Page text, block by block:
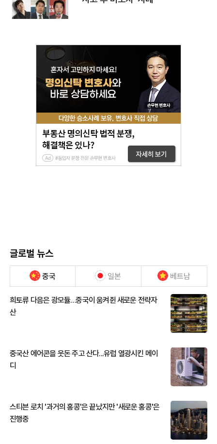
글로벌 뉴스
중국 일본 베트남
희토류 다음은 광모듈…중국이 움켜쥔 새로운 전략자
산
중국산 에어콘을 웃돈 주고 산다...유럽 열광시킨 메이
디
스티븐 로치 '과거의 홍콩'은 끝났지만 '새로운 홍콩'은
진행중